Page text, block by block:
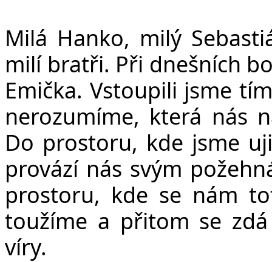
Milá Hanko, milý
milí bratři. Při dnešních
Emička. Vstoupili jsme
nerozumíme, která nás
Do prostoru, kde jsme
provází nás svým
prostoru, kde se nám
toužíme a přitom se
víry.